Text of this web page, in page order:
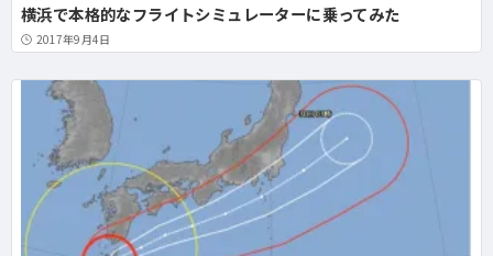
横浜で本格的なフライトシミュレーターに乗ってみた
2017年9月4日